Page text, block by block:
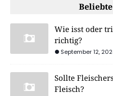
Wie isst oder
richtig?
September 12,
Sollte
Fleisch?